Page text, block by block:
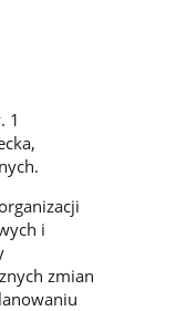
1
i
zmian